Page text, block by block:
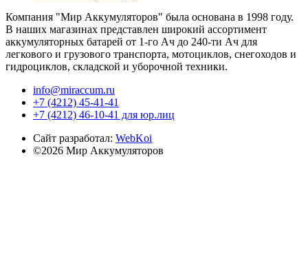
Компания "Мир Аккумуляторов" была основана в 1998 году.
В наших магазинах представлен широкий ассортимент
аккумуляторных батарей от 1-го Ач до 240-ти Ач для
легкового и грузового транспорта, мотоциклов, снегоходов и
гидроциклов, складской и уборочной техники.
info@miraccum.ru
+7 (4212) 45-41-41
+7 (4212) 46-10-41 для юр.лиц
Сайт разработал: WebKoi
©2026 Мир Аккумуляторов